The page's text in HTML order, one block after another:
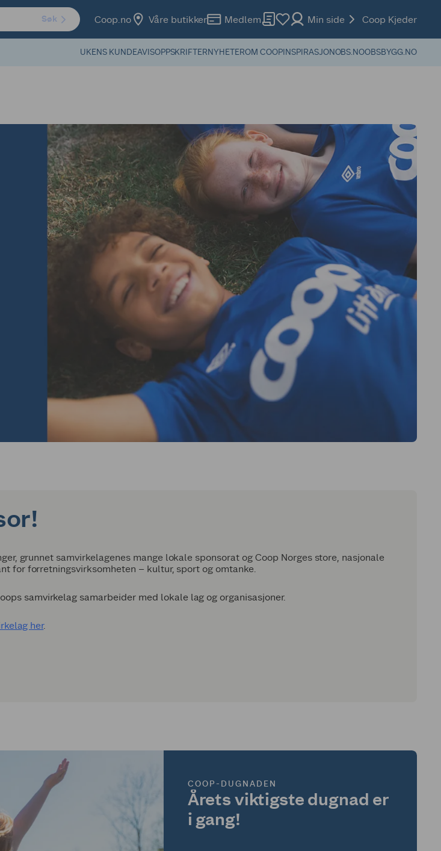
Søk Coop.no Våre butikker Medlem Min side Coop Kjeder
UKENS KUNDEAVISOPPSKRIFTERNYHETEROM COOPINSPIRASJONOBS.NOOBSBYGG.NO
grunnet samvirkelagenes mange lokale sponsorat og Coop Norges store, nasjonale
for forretningsvirksomheten – kultur, sport og omtanke.
samvirkelag samarbeider med lokale lag og organisasjoner.
her.
COOP-DUGNADEN
Årets viktigste dugnad er
i gang!